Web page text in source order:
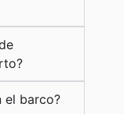
el barco?